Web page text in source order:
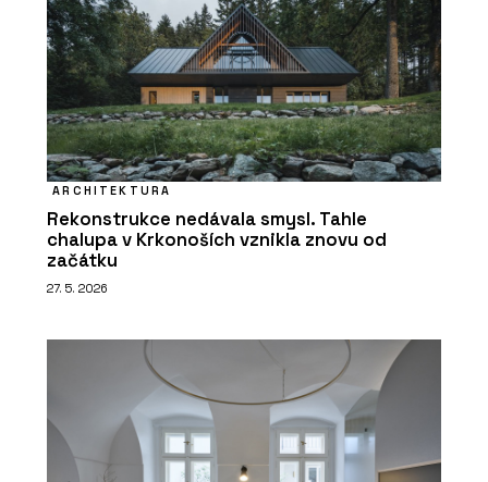
ARCHITEKTURA
Rekonstrukce nedávala smysl. Tahle
chalupa v Krkonoších vznikla znovu od
začátku
27. 5. 2026